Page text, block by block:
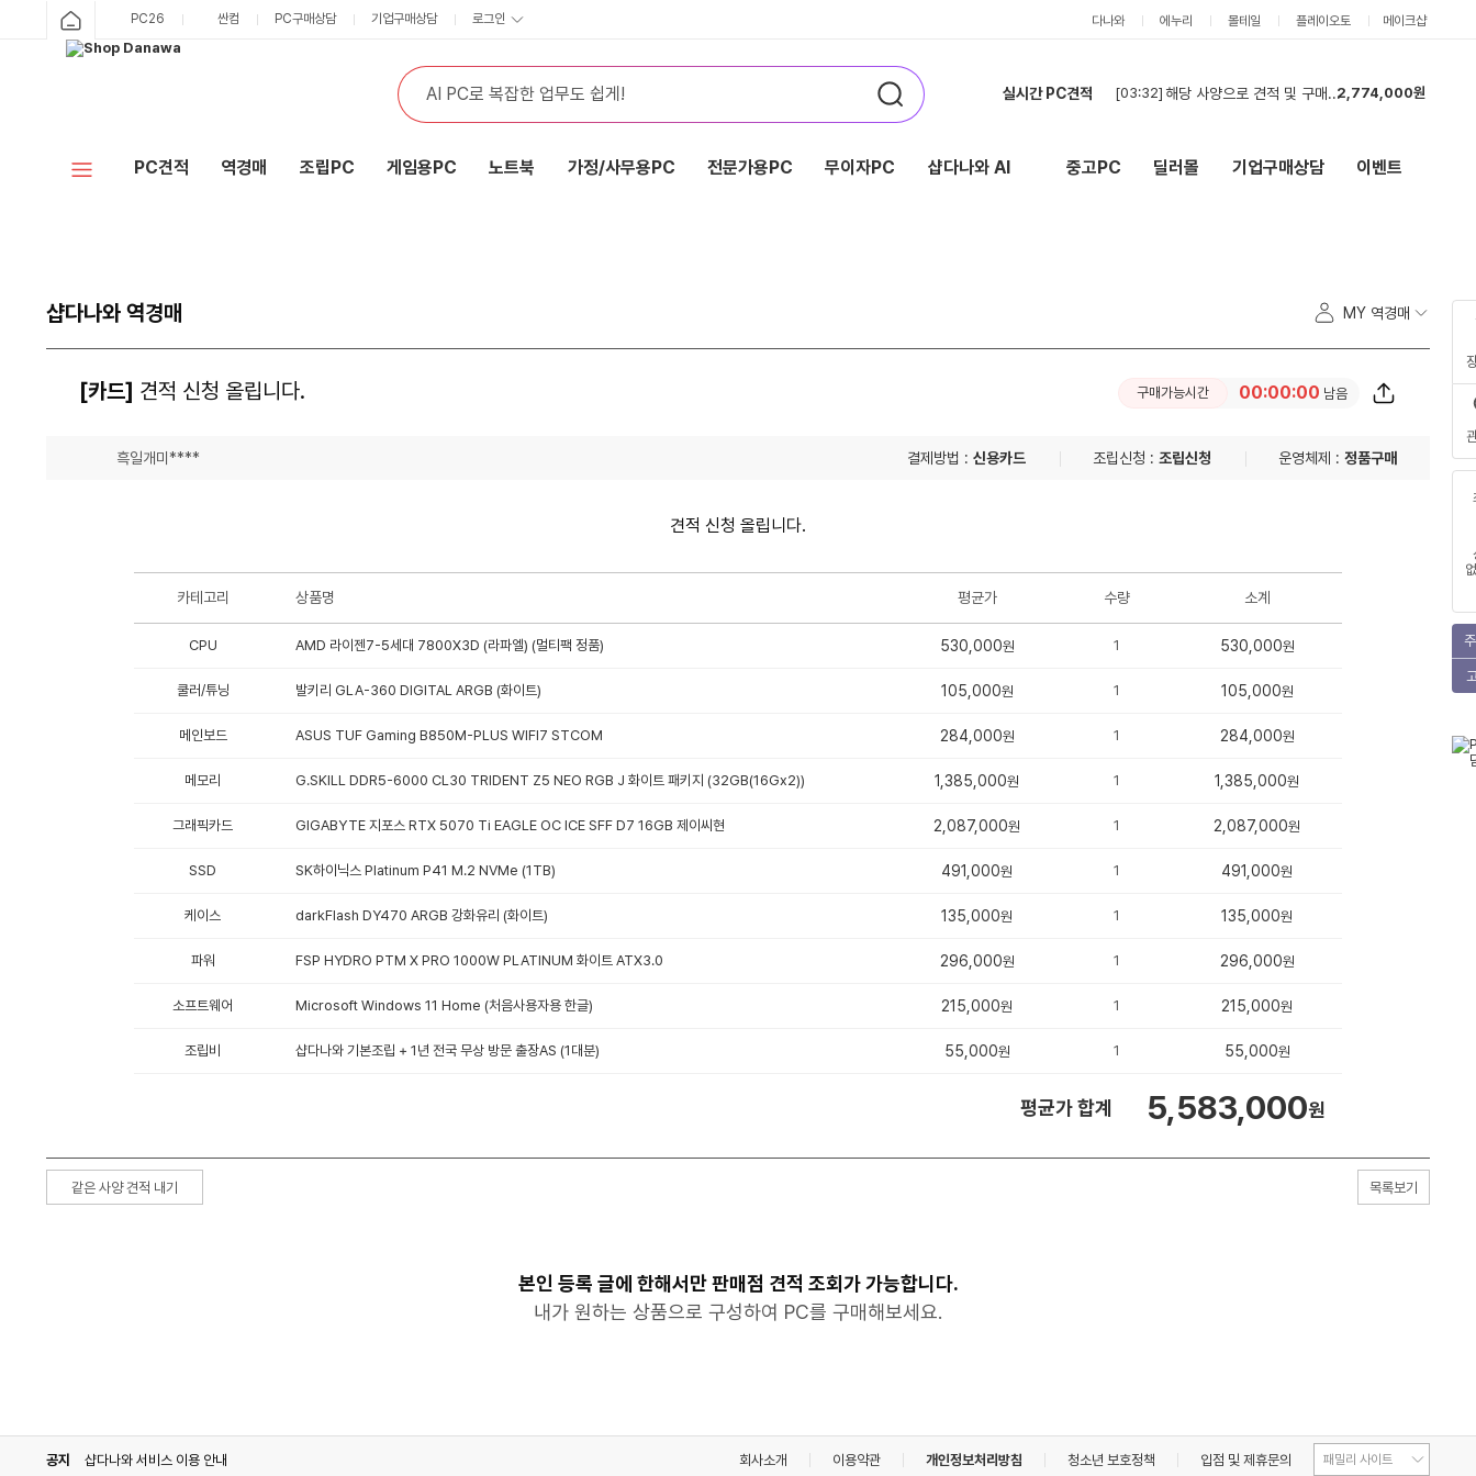
PC26 싼컴 PC구매상담 기업구매상담 로그인 다나와 에누리 몰테일 플레이오토 메이크샵
실시간 PC견적 [03:32] 해당 사양으로 견적 및 구매 희망합니다2,774,000원
[01:32] ㅅ
2,842,000원
2,093,000원
[00:44]부품구매해요 1,064,000원
PC견적 역경매 조립PC 게임용PC 노트북 가정/사무용PC 전문가용PC 무이자PC 샵다나와 AI 중고PC 딜러몰 기업구매상담 이벤트
샵다나와 역경매 MY 역경매
[카드] 견적 신청 올립니다. 구매가능시간 00:00:00 남음
흑일개미**** 결제방법 : 신용카드 조립신청 : 조립신청 운영체제 : 정품구매
견적 신청 올립니다.
카테고리 상품명 평균가 수량 소계
CPU AMD 라이젠7-5세대 7800X3D (라파엘) (멀티팩 정품) 530,000원 1 530,000원
쿨러/튜닝 발키리 GLA-360 DIGITAL ARGB (화이트) 105,000원 1 105,000원
메인보드 ASUS TUF Gaming B850M-PLUS WIFI7 STCOM 284,000원 1 284,000원
메모리 G.SKILL DDR5-6000 CL30 TRIDENT Z5 NEO RGB J 화이트 패키지 (32GB(16Gx2)) 1,385,000원 1 1,385,000원
그래픽카드 GIGABYTE 지포스 RTX 5070 Ti EAGLE OC ICE SFF D7 16GB 제이씨현 2,087,000원 1 2,087,000원
SSD SK하이닉스 Platinum P41 M.2 NVMe (1TB) 491,000원 1 491,000원
케이스 darkFlash DY470 ARGB 강화유리 (화이트) 135,000원 1 135,000원
파워 FSP HYDRO PTM X PRO 1000W PLATINUM 화이트 ATX3.0 296,000원 1 296,000원
소프트웨어 Microsoft Windows 11 Home (처음사용자용 한글) 215,000원 1 215,000원
조립비 샵다나와 기본조립 + 1년 전국 무상 방문 출장AS (1대분) 55,000원 1 55,000원
평균가 합계 5,583,000원
같은 사양 견적 내기 목록보기
본인 등록 글에 한해서만 판매점 견적 조회가 가능합니다.
내가 원하는 상품으로 구성하여 PC를 구매해보세요.
공지 샵다나와 서비스 이용 안내 회사소개 이용약관 개인정보처리방침 청소년 보호정책 입점 및 제휴문의